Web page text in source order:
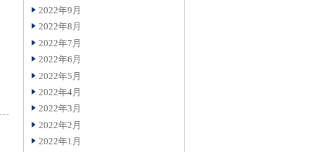
2022年9月
2022年8月
2022年7月
2022年6月
2022年5月
2022年4月
2022年3月
2022年2月
2022年1月